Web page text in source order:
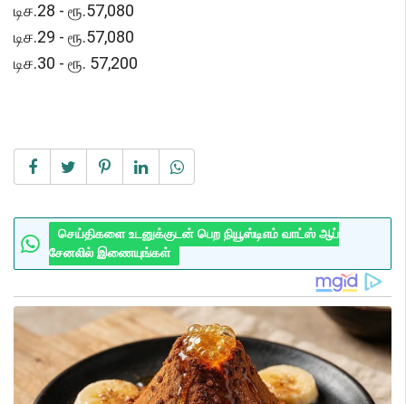
டிச.28 - ரூ.57,080
டிச.29 - ரூ.57,080
டிச.30 - ரூ. 57,200
செய்திகளை உடனுக்குடன் பெற நியூஸ்டிஎம் வாட்ஸ் ஆப்
சேனலில் இணையுங்கள்